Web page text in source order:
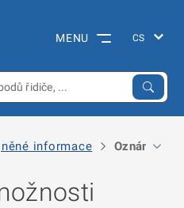
MENU
informace Oznámení